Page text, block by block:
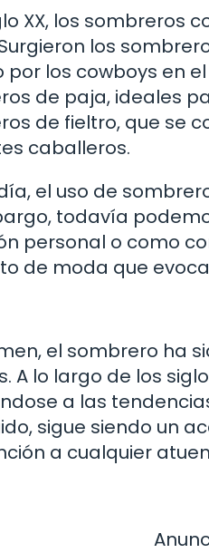
XX, los sombreros
los
por los cowboys en
de paja, ideales
de fieltro, que se
caballeros.
el uso de
todavía
personal o como
de moda que
el sombrero ha
A lo largo de los
a las
sigue siendo un
a cualquier